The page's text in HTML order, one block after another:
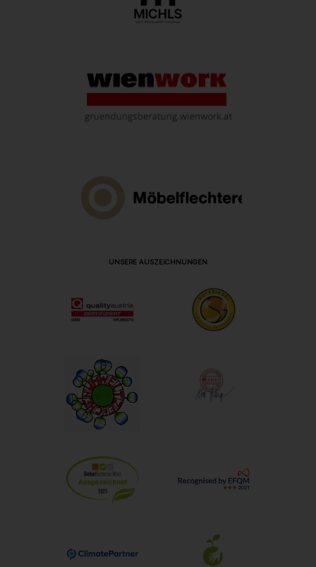
UNSERE AUSZEICHNUNGEN